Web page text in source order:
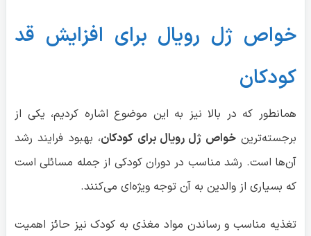
خواص ژل رویال برای افزایش قد
کودکان
همانطور که در بالا نیز به این موضوع اشاره کردیم، یکی از
برجسته‌ترینخواص ژل رویال برای کودکان، بهبود فرایند رشد
آن‌ها است. رشد مناسب در دوران کودکی از جمله مسائلی است
که بسیاری از والدین به آن توجه ویژه‌ای می‌کنند.
تغذیه مناسب و رساندن مواد مغذی به کودک نیز حائز اهمیت